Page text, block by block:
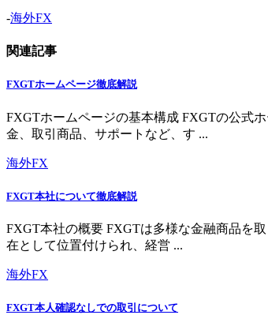
-海外FX
関連記事
FXGTホームページ徹底解説
FXGTホームページの基本構成 FXGTの公式
金、取引商品、サポートなど、す ...
海外FX
FXGT本社について徹底解説
FXGT本社の概要 FXGTは多様な金融商品を
在として位置付けられ、経営 ...
海外FX
FXGT本人確認なしでの取引について